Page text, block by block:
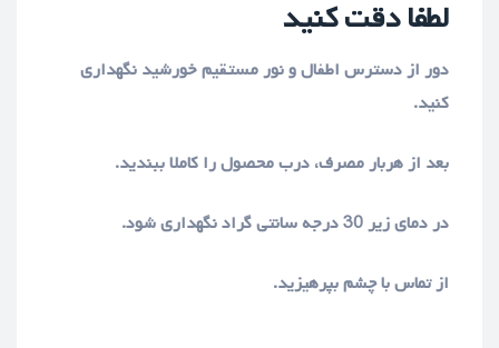
لطفا دقت کنید
دور از دسترس اطفال و نور مستقیم خورشید نگهداری
کنید.
بعد از هربار مصرف، درب محصول را کاملا ببندید.
در دمای زیر 30 درجه سانتی گراد نگهداری شود.
از تماس با چشم بپرهیزید.